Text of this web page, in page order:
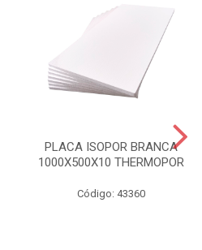
PLACA ISOPOR BRANCA
1000X500X10 THERMOPOR
Código: 43360